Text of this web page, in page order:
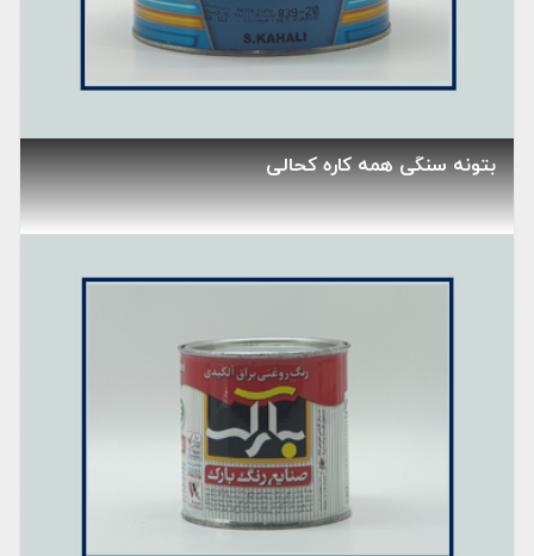
بتونه سنگی همه کاره کحالی